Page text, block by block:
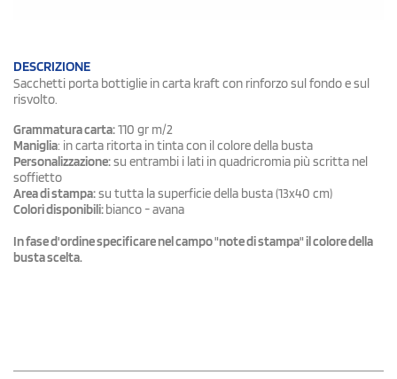
DESCRIZIONE
Sacchetti porta bottiglie in carta kraft con rinforzo sul fondo e sul
risvolto.
Grammatura carta:110 gr m/2
Maniglia: in carta ritorta in tinta con il colore della busta
Personalizzazione:su entrambi i lati in quadricromia più scritta nel
soffietto
Area di stampa:su tutta la superficie della busta (13x40 cm)
Colori disponibili:bianco - avana
In fase d'ordine specificare nel campo "note di stampa" il colore della
busta scelta.